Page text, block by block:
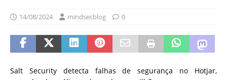
14/08/2024 mindsecblog 0
Salt Security detecta falhas de segurança no Hotjar,